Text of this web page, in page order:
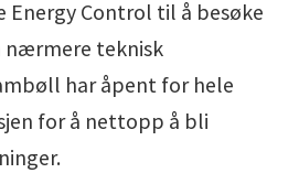
Control til å besøke
nærmere teknisk
har åpent for hele
for å nettopp å bli